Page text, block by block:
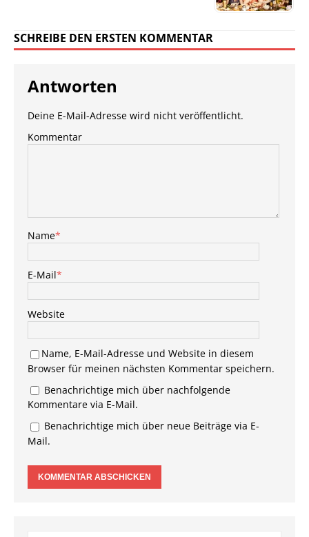
SCHREIBE DEN ERSTEN KOMMENTAR
Antworten
Deine E-Mail-Adresse wird nicht veröffentlicht.
Kommentar
Name*
E-Mail*
Website
Name, E-Mail-Adresse und Website in diesem
Browser für meinen nächsten Kommentar speichern.
Benachrichtige mich über nachfolgende
Kommentare via E-Mail.
Benachrichtige mich über neue Beiträge via E-
Mail.